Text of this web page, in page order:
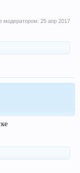
модератором: 25 апр 2017